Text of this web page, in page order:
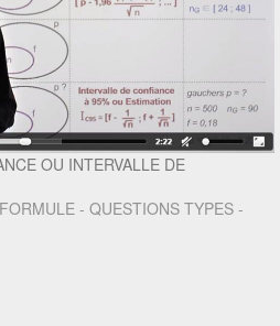
OU INTERVALLE DE
- QUESTIONS TYPES -